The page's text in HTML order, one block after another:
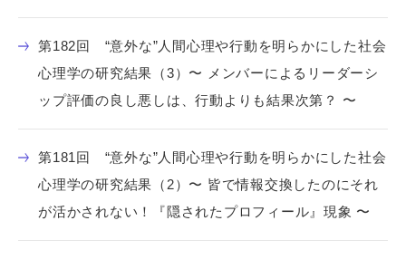
第182回 “意外な”人間心理や行動を明らかにした社会
心理学の研究結果（3）〜 メンバーによるリーダーシ
ップ評価の良し悪しは、行動よりも結果次第？ 〜
第181回 “意外な”人間心理や行動を明らかにした社会
心理学の研究結果（2）〜 皆で情報交換したのにそれ
が活かされない！『隠されたプロフィール』現象 〜